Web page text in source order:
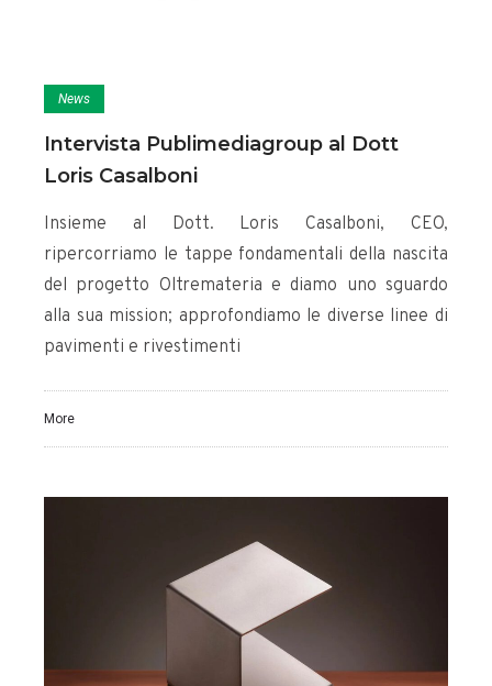
News
Intervista Publimediagroup al Dott
Loris Casalboni
Insieme al Dott. Loris Casalboni, CEO,
ripercorriamo le tappe fondamentali della nascita
del progetto Oltremateria e diamo uno sguardo
alla sua mission; approfondiamo le diverse linee di
pavimenti e rivestimenti
More